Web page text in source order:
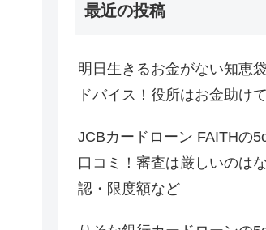
最近の投稿
明日生きるお金がない知恵
ドバイス！役所はお金助け
JCBカードローン FAITHの
口コミ！審査は厳しいのは
認・限度額など